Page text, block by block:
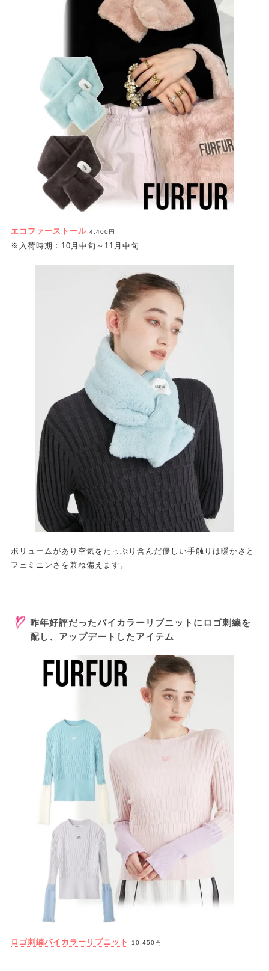
エコファーストール 4,400円
※入荷時期：10月中旬～11月中旬
ボリュームがあり空気をたっぷり含んだ優しい手触りは暖かさと
フェミニンさを兼ね備えます。
昨年好評だったバイカラーリブニットにロゴ刺繍を
配し、アップデートしたアイテム
ロゴ刺繍バイカラーリブニット 10,450円